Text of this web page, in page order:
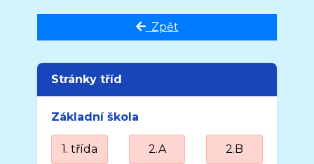
Zpět
Stránky tříd
Základní škola
1. třída 2.A 2.B